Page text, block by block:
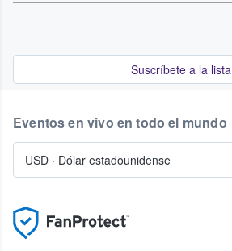
Suscríbete a la lista
Eventos en vivo en todo el mundo
USD · Dólar estadounidense